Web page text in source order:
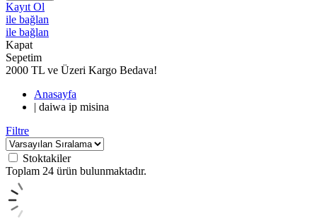
Kayıt Ol
ile bağlan
ile bağlan
Kapat
Sepetim
2000 TL ve Üzeri Kargo Bedava!
Anasayfa
| daiwa ip misina
Filtre
Stoktakiler
Toplam 24 ürün bulunmaktadır.